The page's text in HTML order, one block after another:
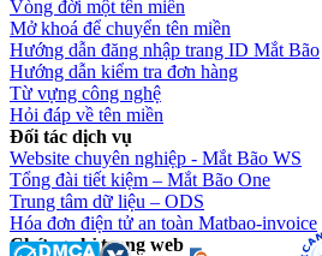
Vòng đời một tên miền
Mở khoá để chuyển tên miền
Hướng dẫn đăng nhập trang ID Mắt Bão
Hướng dẫn kiểm tra đơn hàng
Từ vựng công nghệ
Hỏi đáp về tên miền
Đối tác dịch vụ
Website chuyên nghiệp - Mắt Bão WS
Tổng đài tiết kiệm – Mắt Bão One
Trung tâm dữ liệu – ODS
Hóa đơn điện tử an toàn Matbao-invoice
Chứng chỉ trang web